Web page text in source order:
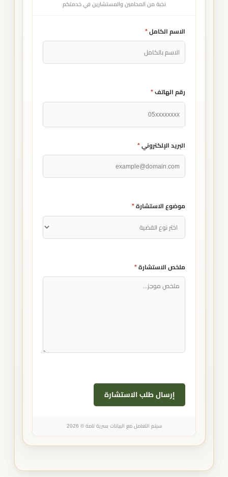
نخبة من المحامين والمستشارين في خدمتكم
الاسم الكامل *
رقم الهاتف *
البريد الإلكتروني *
موضوع الاستشارة *
ملخص الاستشارة *
إرسال طلب الاستشارة
سيتم التعامل مع البيانات بسرية تامة © 2026